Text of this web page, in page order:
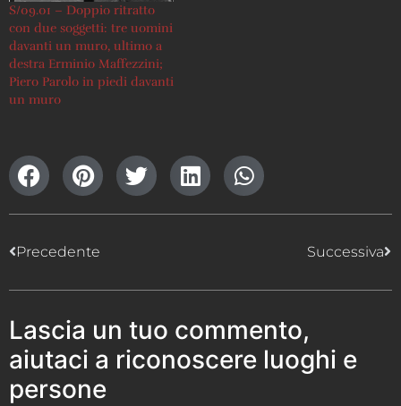
S/09.01 – Doppio ritratto
con due soggetti: tre uomini
davanti un muro, ultimo a
destra Erminio Maffezzini;
Piero Parolo in piedi davanti
un muro
Precedente Successiva
Lascia un tuo commento,
aiutaci a riconoscere luoghi e
persone